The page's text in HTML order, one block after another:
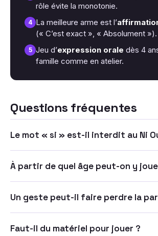
rôle évite la monotonie.
4 La meilleure arme est l’
(« C’est exact », « Absolument »).
5 Jeu d’expression orale dès 4
famille comme en atelier.
Questions fréquentes
Le mot « si » est-il interdit au Ni
À partir de quel âge peut-on y
Un geste peut-il faire perdre la
Faut-il du matériel pour jouer ?